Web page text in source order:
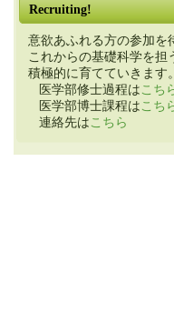
Recruiting!
意欲あふれる方の参加を
これからの基礎科学を担
積極的に育てていきます。
医学部修士過程は こち
医学部博士課程は こち
連絡先は こちら